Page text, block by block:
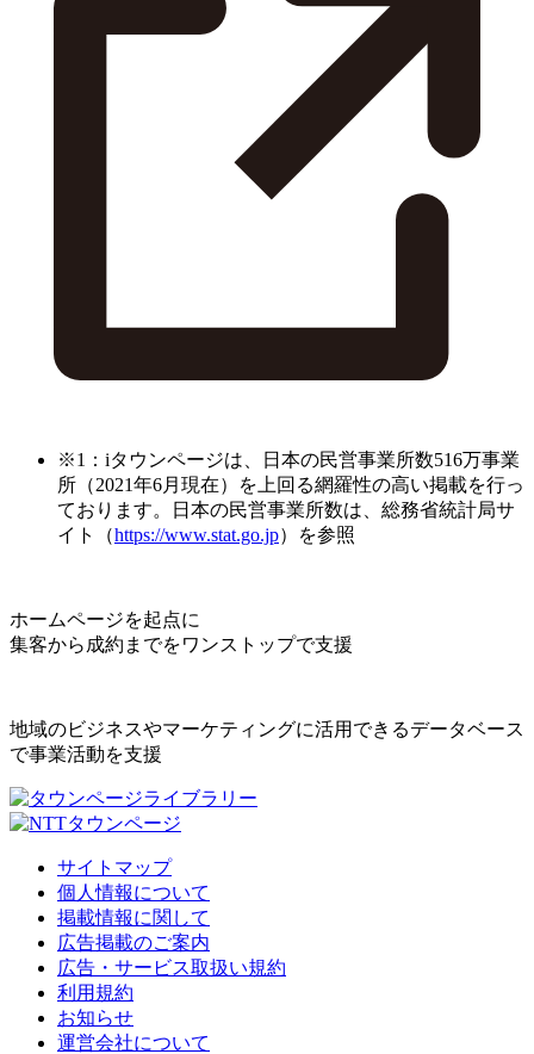
※1：iタウンページは、日本の民営事業所数516万事業
所（2021年6月現在）を上回る網羅性の高い掲載を行っ
ております。日本の民営事業所数は、総務省統計局サ
イト（https://www.stat.go.jp）を参照
ホームページを起点に
集客から成約までをワンストップで支援
地域のビジネスやマーケティングに活用できるデータベース
で事業活動を支援
サイトマップ
個人情報について
掲載情報に関して
広告掲載のご案内
広告・サービス取扱い規約
利用規約
お知らせ
運営会社について